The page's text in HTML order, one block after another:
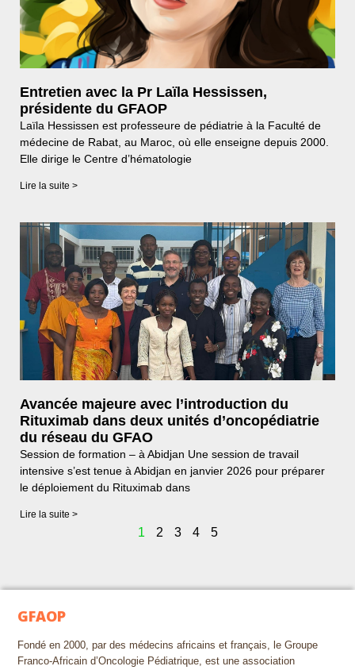
Entretien avec la Pr Laïla Hessissen,
présidente du GFAOP
Laïla Hessissen est professeure de pédiatrie à la Faculté de
médecine de Rabat, au Maroc, où elle enseigne depuis 2000.
Elle dirige le Centre d’hématologie
Lire la suite >
Avancée majeure avec l’introduction du
Rituximab dans deux unités d’oncopédiatrie
du réseau du GFAO
Session de formation – à Abidjan Une session de travail
intensive s’est tenue à Abidjan en janvier 2026 pour préparer
le déploiement du Rituximab dans
Lire la suite >
1 2 3 4 5
GFAOP
Fondé en 2000, par des médecins africains et français, le Groupe
Franco-Africain d’Oncologie Pédiatrique, est une association